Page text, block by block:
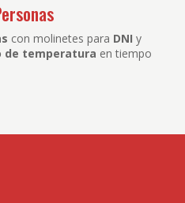
con molinetes para DNI y
de temperatura en tiempo